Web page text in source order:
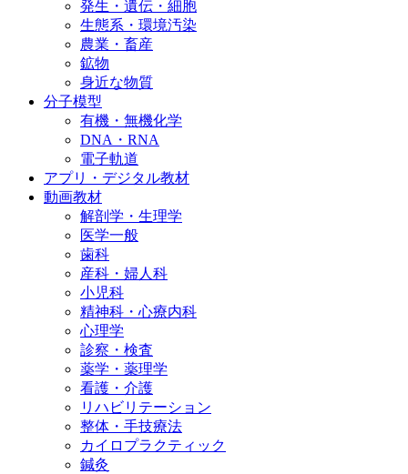
発生・遺伝・細胞
生態系・環境汚染
農業・畜産
鉱物
身近な物質
分子模型
有機・無機化学
DNA・RNA
電子軌道
アプリ・デジタル教材
動画教材
解剖学・生理学
医学一般
歯科
産科・婦人科
小児科
精神科・心療内科
心理学
診察・検査
薬学・薬理学
看護・介護
リハビリテーション
整体・手技療法
カイロプラクティック
鍼灸